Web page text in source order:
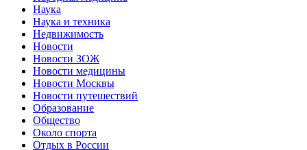
Наука
Наука и техника
Недвижимость
Новости
Новости ЗОЖ
Новости медицины
Новости Москвы
Новости путешествий
Образование
Общество
Около спорта
Отдых в России